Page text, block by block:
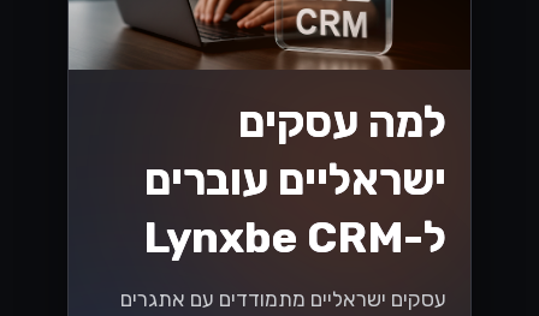
למה עסקים
ישראליים עוברים
ל-Lynxbe CRM
עסקים ישראליים מתמודדים עם אתגרים